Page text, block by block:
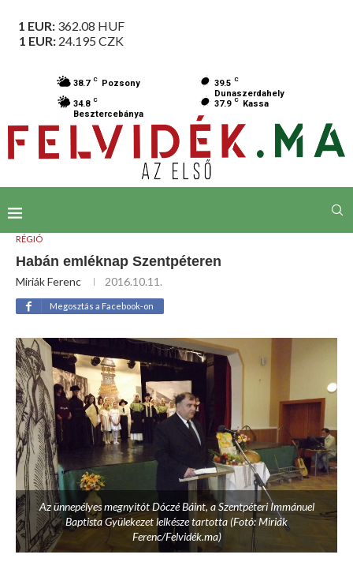
1 EUR: 362.08 HUF
1 EUR: 24.195 CZK
38.7 C Pozsony 39.5 C
Dunaszerdahely
34.8 C
Besztercebánya
37.9 C Kassa
RÉGIÓ
Habán emléknap Szentpéteren
Miriák Ferenc 2016.10.11.
Megosztás a Facebook-on
Az ünnepélyes megnyitót Dóczé Báint, a Szentpéteri Immánuel
Baptista Gyülekezet lelkésze tartotta (Fotó: Miriák
Ferenc/Felvidék.ma)